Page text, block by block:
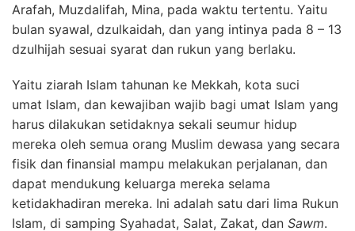
Arafah, Muzdalifah, Mina, pada waktu tertentu. Yaitu
bulan syawal, dzulkaidah, dan yang intinya pada 8 – 13
dzulhijah sesuai syarat dan rukun yang berlaku.
Yaitu ziarah Islam tahunan ke Mekkah, kota suci
umat Islam, dan kewajiban wajib bagi umat Islam yang
harus dilakukan setidaknya sekali seumur hidup
mereka oleh semua orang Muslim dewasa yang secara
fisik dan finansial mampu melakukan perjalanan, dan
dapat mendukung keluarga mereka selama
ketidakhadiran mereka. Ini adalah satu dari lima Rukun
Islam, di samping Syahadat, Salat, Zakat, dan Sawm.